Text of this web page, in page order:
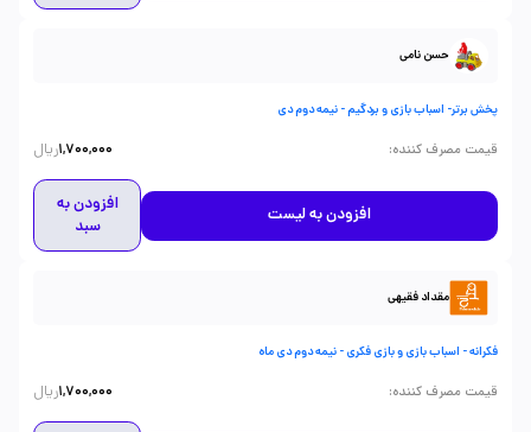
حسن نامی
پخش برتر- اسباب بازی و بردگیم - نیمه دوم دی
قیمت مصرف کننده:
1,700,000ریال
افزودن به لیست
افزودن به
سبد
مقداد فقیهی
فکرانه - اسباب بازی و بازی فکری - نیمه دوم دی ماه
قیمت مصرف کننده:
1,700,000ریال